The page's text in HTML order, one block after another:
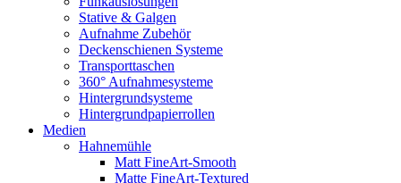
Stative & Galgen
Aufnahme Zubehör
Deckenschienen Systeme
Transporttaschen
360° Aufnahmesysteme
Hintergrundsysteme
Hintergrundpapierrollen
Medien
Hahnemühle
Matt FineArt-Smooth
Matte FineArt-Textured